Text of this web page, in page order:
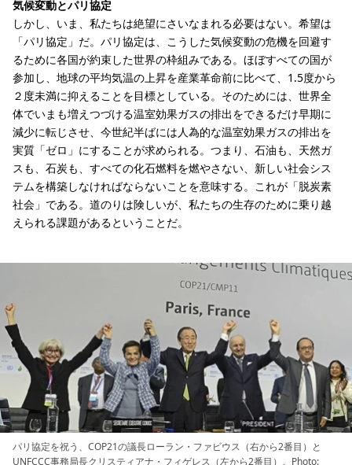
気候変動とパリ協定
しかし、いま、私たちは絶望にさいなまれる必要はない。希望は
「パリ協定」だ。パリ協定は、こうした気候変動の危機を回避す
るために各国が約束した世界の枠組みである。ほぼすべての国が
参加し、地球の平均気温の上昇を産業革命前に比べて、1.5度から
２度未満に抑えることを目標としている。そのためには、世界全
体でいまも増えつづける温室効果ガスの排出をできるだけ早期に
減少に転じさせ、今世紀半ばには人為的な温室効果ガスの排出を
実質「ゼロ」にすることが求められる。つまり、石油も、天然ガ
スも、石炭も、すべての化石燃料を燃やさない、新しい社会シス
テムを構築しなければならないことを意味する。これが「脱炭素
社会」である。道のりは険しいが、私たちの生存のために乗り越
えられる課題があるということだ。
パリ協定を祝う、COP21の議長ローラン・ファビウス（右から2番目）と
UNFCCC事務局長クリスティアナ・フィゲレス（左から2番目）。Photo: